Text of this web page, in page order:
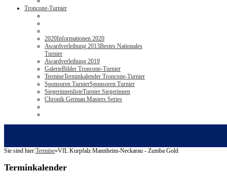
Troncone-Turnier
2020Informationen 2020
Awardverleihung 2013Bestes Nationales
Turnier
Awardverleihung 2019
GalerieBilder Troncone-Turnier
TermineTerminkalender Troncone-Turnier
Sponsoren TurnierSponsoren Turnier
SiegerinnenlisteTurnier Siegerinnen
Chronik German Masters Series
Sie sind hier:Termine»VfL Kurpfalz Mannheim-Neckarau - Zumba Gold
Terminkalender